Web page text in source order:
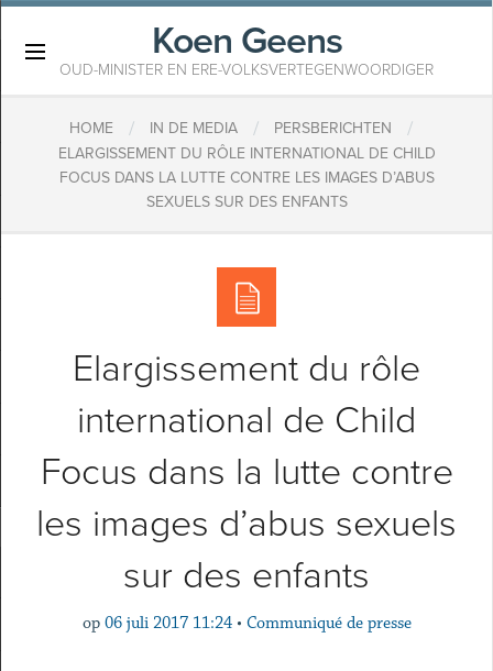
Koen Geens
OUD-MINISTER EN ERE-VOLKSVERTEGENWOORDIGER
HOME / IN DE MEDIA / PERSBERICHTEN /
ELARGISSEMENT DU RÔLE INTERNATIONAL DE CHILD
FOCUS DANS LA LUTTE CONTRE LES IMAGES D’ABUS
SEXUELS SUR DES ENFANTS
Elargissement du rôle
international de Child
Focus dans la lutte contre
les images d’abus sexuels
sur des enfants
op 06 juli 2017 11:24 • Communiqué de presse